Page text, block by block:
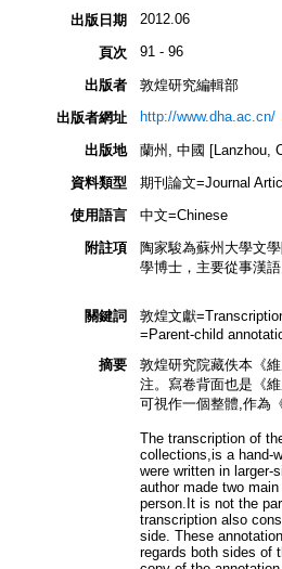
出版日期
2012.06
頁次 91 - 96
出版者
敦煌研究編輯部
出版者網址
http://www.dha.ac.cn/
出版地
蘭州, 中國 [Lanzhou,
資料類型
期刊論文=Journal
使用語言
中文=Chinese
附註項
陶家駿為蘇州大學文
學博士，主要從事漢
關鍵詞
敦煌文獻
=Parent-child
摘要
敦煌研究院藏佚本《
注。寫卷背面也是《
可視作一個整體,作為
The transcription of
collections,is a hand-
were written in larger-
author made two
person.It is not the
transcription also
side. These
regards both sides of